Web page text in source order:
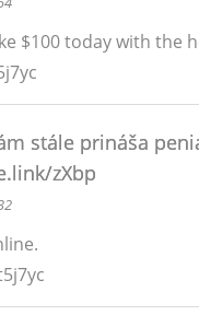
$100 today with the
stále prináša
zXbp